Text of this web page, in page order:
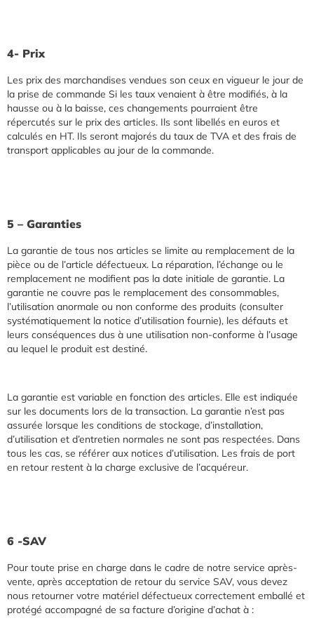
4- Prix
Les prix des marchandises vendues son ceux en vigueur le jour de
la prise de commande Si les taux venaient à être modifiés, à la
hausse ou à la baisse, ces changements pourraient être
répercutés sur le prix des articles. Ils sont libellés en euros et
calculés en HT. Ils seront majorés du taux de TVA et des frais de
transport applicables au jour de la commande.
5 – Garanties
La garantie de tous nos articles se limite au remplacement de la
pièce ou de l’article défectueux. La réparation, l’échange ou le
remplacement ne modifient pas la date initiale de garantie. La
garantie ne couvre pas le remplacement des consommables,
l’utilisation anormale ou non conforme des produits (consulter
systématiquement la notice d’utilisation fournie), les défauts et
leurs conséquences dus à une utilisation non-conforme à l’usage
au lequel le produit est destiné.
La garantie est variable en fonction des articles. Elle est indiquée
sur les documents lors de la transaction. La garantie n’est pas
assurée lorsque les conditions de stockage, d’installation,
d’utilisation et d’entretien normales ne sont pas respectées. Dans
tous les cas, se référer aux notices d’utilisation. Les frais de port
en retour restent à la charge exclusive de l’acquéreur.
6 -SAV
Pour toute prise en charge dans le cadre de notre service après-
vente, après acceptation de retour du service SAV, vous devez
nous retourner votre matériel défectueux correctement emballé et
protégé accompagné de sa facture d’origine d’achat à :